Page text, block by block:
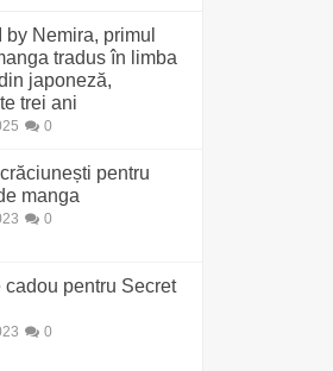
by Nemira, primul
tradus în limba
japoneză,
trei ani
0
pentru
manga
0
cadou pentru Secret
0